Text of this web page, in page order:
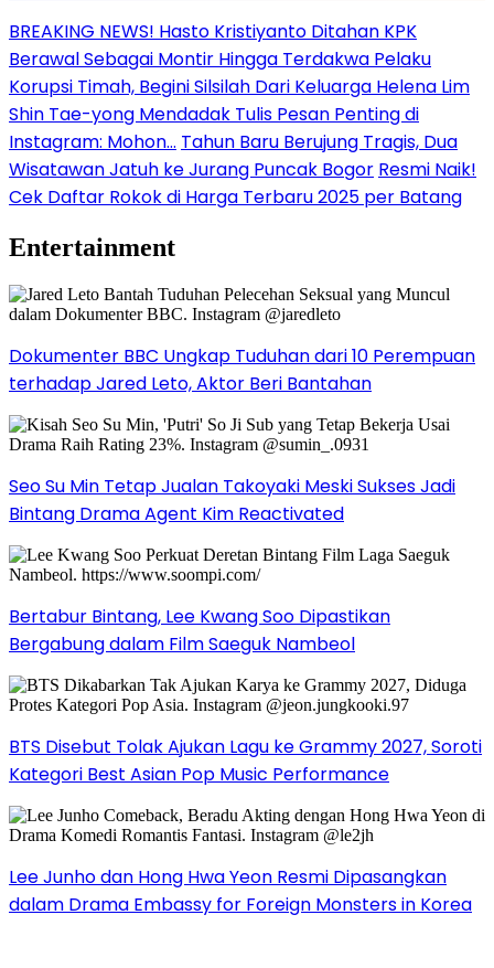
BREAKING NEWS! Hasto Kristiyanto Ditahan KPK
Berawal Sebagai Montir Hingga Terdakwa Pelaku
Korupsi Timah, Begini Silsilah Dari Keluarga Helena Lim
Shin Tae-yong Mendadak Tulis Pesan Penting di
Instagram: Mohon… Tahun Baru Berujung Tragis, Dua
Wisatawan Jatuh ke Jurang Puncak Bogor Resmi Naik!
Cek Daftar Rokok di Harga Terbaru 2025 per Batang
Entertainment
Dokumenter BBC Ungkap Tuduhan dari 10 Perempuan
terhadap Jared Leto, Aktor Beri Bantahan
Seo Su Min Tetap Jualan Takoyaki Meski Sukses Jadi
Bintang Drama Agent Kim Reactivated
Bertabur Bintang, Lee Kwang Soo Dipastikan
Bergabung dalam Film Saeguk Nambeol
BTS Disebut Tolak Ajukan Lagu ke Grammy 2027, Soroti
Kategori Best Asian Pop Music Performance
Lee Junho dan Hong Hwa Yeon Resmi Dipasangkan
dalam Drama Embassy for Foreign Monsters in Korea